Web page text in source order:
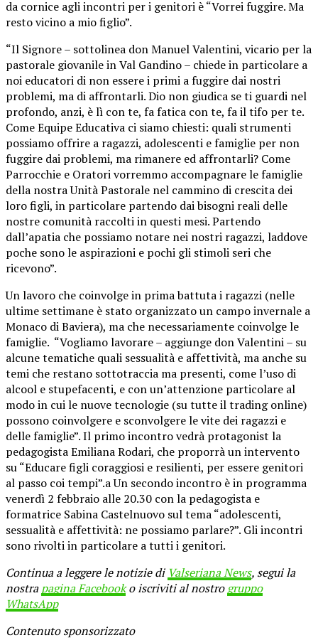
da cornice agli incontri per i genitori è “Vorrei fuggire. Ma
resto vicino a mio figlio”.
“Il Signore – sottolinea don Manuel Valentini, vicario per la
pastorale giovanile in Val Gandino – chiede in particolare a
noi educatori di non essere i primi a fuggire dai nostri
problemi, ma di affrontarli. Dio non giudica se ti guardi nel
profondo, anzi, è lì con te, fa fatica con te, fa il tifo per te.
Come Equipe Educativa ci siamo chiesti: quali strumenti
possiamo offrire a ragazzi, adolescenti e famiglie per non
fuggire dai problemi, ma rimanere ed affrontarli? Come
Parrocchie e Oratori vorremmo accompagnare le famiglie
della nostra Unità Pastorale nel cammino di crescita dei
loro figli, in particolare partendo dai bisogni reali delle
nostre comunità raccolti in questi mesi. Partendo
dall’apatia che possiamo notare nei nostri ragazzi, laddove
poche sono le aspirazioni e pochi gli stimoli seri che
ricevono”.
Un lavoro che coinvolge in prima battuta i ragazzi (nelle
ultime settimane è stato organizzato un campo invernale a
Monaco di Baviera), ma che necessariamente coinvolge le
famiglie. “Vogliamo lavorare – aggiunge don Valentini – su
alcune tematiche quali sessualità e affettività, ma anche su
temi che restano sottotraccia ma presenti, come l’uso di
alcool e stupefacenti, e con un’attenzione particolare al
modo in cui le nuove tecnologie (su tutte il trading online)
possono coinvolgere e sconvolgere le vite dei ragazzi e
delle famiglie”. Il primo incontro vedrà protagonist la
pedagogista Emiliana Rodari, che proporrà un intervento
su “Educare figli coraggiosi e resilienti, per essere genitori
al passo coi tempi”.a Un secondo incontro è in programma
venerdì 2 febbraio alle 20.30 con la pedagogista e
formatrice Sabina Castelnuovo sul tema “adolescenti,
sessualità e affettività: ne possiamo parlare?”. Gli incontri
sono rivolti in particolare a tutti i genitori.
Continua a leggere le notizie di Valseriana News, segui la
nostrapagina Facebooko iscriviti al nostrogruppo
WhatsApp
Contenuto sponsorizzato